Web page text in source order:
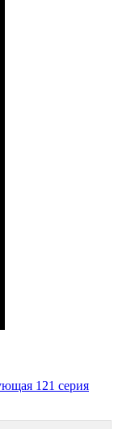
121 серия